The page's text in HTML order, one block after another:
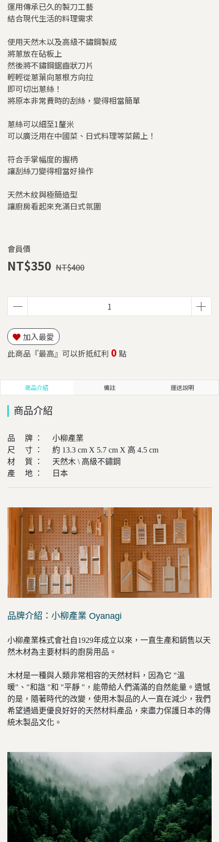
運用傳承已久的製刀工藝
結合現代生活的料理需求
使用天然木以及高級不鏽鋼製成
將蔥放在砧板上
然後將不鏽鋼鋸齒狀刀片
輕輕從蔥葉向蔥根方向拉
即可切出蔥絲！
將原本非常費時的刮絲，變得相當簡單
蔥絲可以細至1釐米
可以廣泛用在中國菜、日式料理等菜餚上！
符合手掌幅度的握柄
讓刮絲刀變得相當好操作
天然木紋與極簡造型
讓廚房看起來充滿日式氛圍
會員價
NT$350 NT$400
加入最愛
此商品『最高』可以折抵紅利 0 點
商品介紹 備註 運送說明
商品介紹
品 牌 ： 小柳產業
尺 寸 ： 約 13.3 cm X 5.7 cm X 高 4.5 cm
材 質 ： 天然木 \ 高級不鏽鋼
產 地 ： 日本
品牌介紹：小柳產業 Oyanagi
小柳產業株式會社自1929年成立以來，一直生產和銷售以天
然木材為主要材料的廚房用品。
木材是一種與人類非常相容的天然材料，因為它 "溫
暖"、"和諧 "和 "平靜 "，能帶給人們滿滿的自然能量。遺憾
的是，隨著時代的改變，使用木製品的人一直在減少，我們
希望通過更優良好好的天然材料產品，來盡力保護日本的傳
統木製品文化。